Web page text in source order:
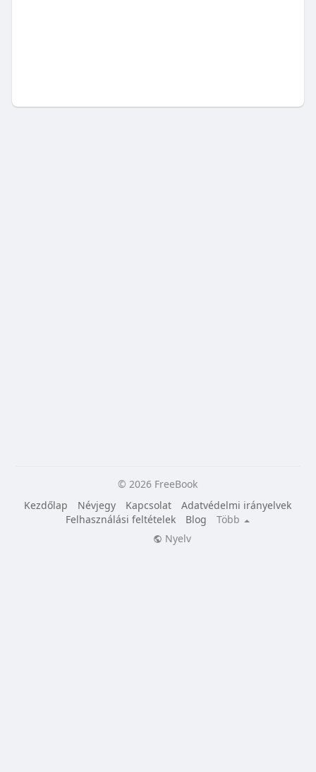
© 2026 FreeBook
Kezdőlap
Névjegy Kapcsolat
Adatvédelmi irányelvek
Felhasználási feltételek
Blog
Több
Nyelv